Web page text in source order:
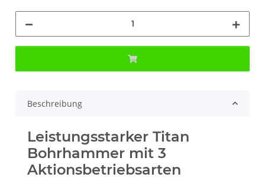
Beschreibung
Leistungsstarker Titan
Bohrhammer mit 3
Aktionsbetriebsarten